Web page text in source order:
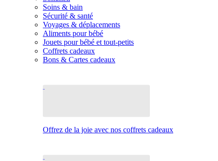
Soins & bain
Sécurité & santé
Voyages & déplacements
Aliments pour bébé
Jouets pour bébé et tout-petits
Coffrets cadeaux
Bons & Cartes cadeaux
Offrez de la joie avec nos coffrets cadeaux